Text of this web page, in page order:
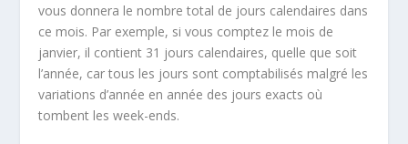
vous donnera le nombre total de jours calendaires dans
ce mois. Par exemple, si vous comptez le mois de
janvier, il contient 31 jours calendaires, quelle que soit
l’année, car tous les jours sont comptabilisés malgré les
variations d’année en année des jours exacts où
tombent les week-ends.